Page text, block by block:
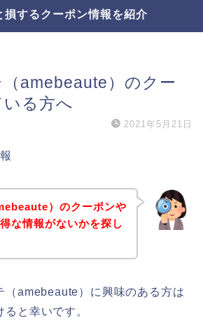
損するクーポン情報を紹介
amebeaute）のクー
る方へ
2021年5月21日
）のクーポンや
な情報がないかを探し
（amebeaute）に興味のある方は
と幸いです。